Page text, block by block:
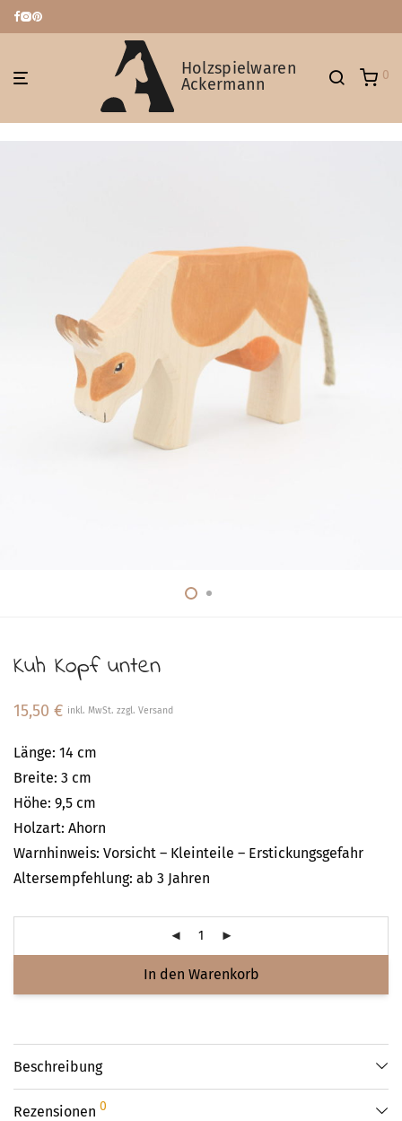
Holzspielwaren
Ackermann
0
Kuh Kopf unten
15,50 € inkl. MwSt. zzgl. Versand
Länge: 14 cm
Breite: 3 cm
Höhe: 9,5 cm
Holzart: Ahorn
Warnhinweis: Vorsicht – Kleinteile – Erstickungsgefahr
Altersempfehlung: ab 3 Jahren
In den Warenkorb
Beschreibung
Rezensionen 0